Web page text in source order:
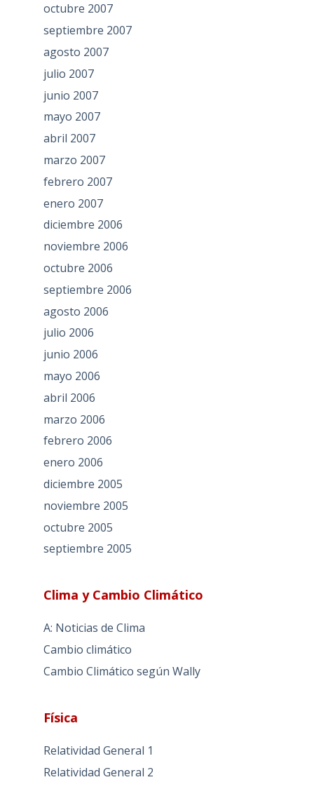
octubre 2007
septiembre 2007
agosto 2007
julio 2007
junio 2007
mayo 2007
abril 2007
marzo 2007
febrero 2007
enero 2007
diciembre 2006
noviembre 2006
octubre 2006
septiembre 2006
agosto 2006
julio 2006
junio 2006
mayo 2006
abril 2006
marzo 2006
febrero 2006
enero 2006
diciembre 2005
noviembre 2005
octubre 2005
septiembre 2005
Clima y Cambio Climático
A: Noticias de Clima
Cambio climático
Cambio Climático según Wally
Física
Relatividad General 1
Relatividad General 2